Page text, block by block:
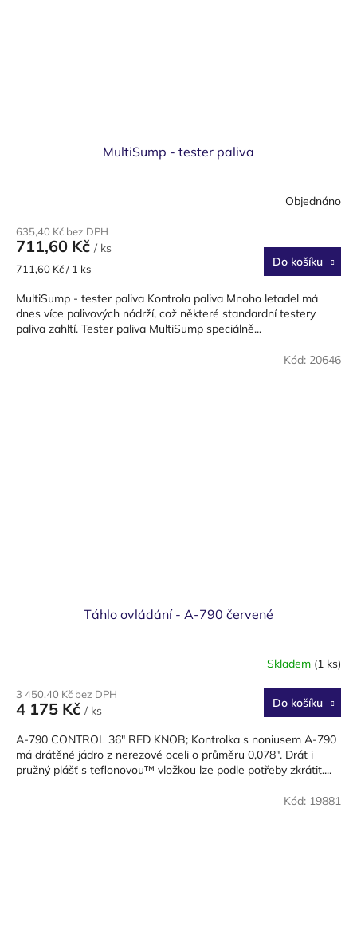
MultiSump - tester paliva
Objednáno
635,40 Kč bez DPH
711,60 Kč / ks
Měrná
711,60 Kč / 1 ks Do košíku
MultiSump - tester paliva Kontrola paliva Mnoho letadel má
dnes více palivových nádrží, což některé standardní testery
paliva zahltí. Tester paliva MultiSump speciálně...
Táhlo ovládání - A-790 červené
Skladem (1 ks)
3 450,40 Kč bez DPH
4 175 Kč / ks
Do košíku
A-790 CONTROL 36" RED KNOB; Kontrolka s noniusem A-790
má drátěné jádro z nerezové oceli o průměru 0,078". Drát i
pružný plášť s teflonovou™ vložkou lze podle potřeby zkrátit....
Kód: 20646
Kód: 19881